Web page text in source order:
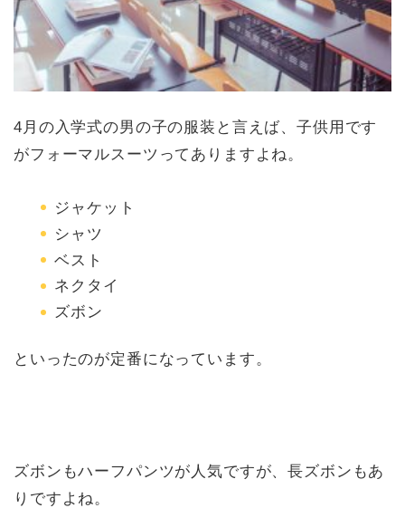
4月の入学式の男の子の服装と言えば、子供用です
がフォーマルスーツってありますよね。
ジャケット
シャツ
ベスト
ネクタイ
ズボン
といったのが定番になっています。
ズボンもハーフパンツが人気ですが、長ズボンもあ
りですよね。